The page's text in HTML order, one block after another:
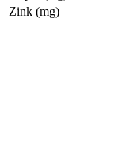
Zink (mg)